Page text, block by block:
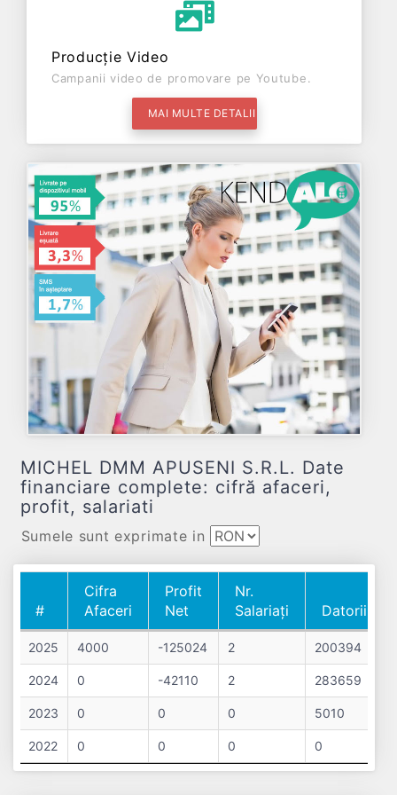
Producție Video
Campanii video de promovare pe Youtube.
MAI MULTE DETALII
MICHEL DMM APUSENI S.R.L. Date
financiare complete: cifră afaceri,
profit, salariati
Sumele sunt exprimate in
#
Cifra
Afaceri
Profit
Net
Nr.
Salariați
Datorii
#
Cifra
Afaceri
Profit
Net
Salariați
Datorii
2025 4000 -125024 2 200394
2024 0 -42110 2 283659
2023 0 0 0 5010
2022 0 0 0 0